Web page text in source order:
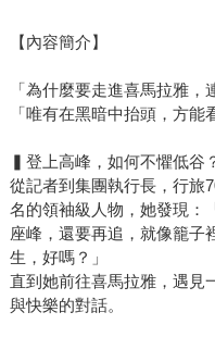
【內容簡介】
「為什麼要走進喜馬拉雅，
「唯有在黑暗中抬頭，方能
▍登上高峰，如何不懼低谷
從記者到集團執行長，行旅
名的領袖級人物，她發現：
座峰，還要再追，就像籠子
生，好嗎？」
直到她前往喜馬拉雅，遇見
與快樂的對話。